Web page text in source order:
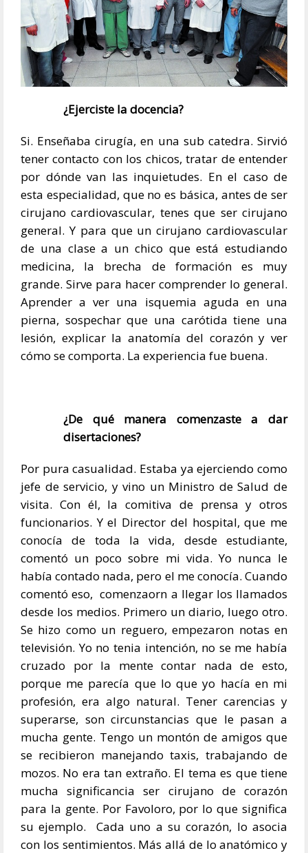
¿Ejerciste la docencia?
Si. Enseñaba cirugía, en una sub catedra. Sirvió
tener contacto con los chicos, tratar de entender
por dónde van las inquietudes. En el caso de
esta especialidad, que no es básica, antes de ser
cirujano cardiovascular, tenes que ser cirujano
general. Y para que un cirujano cardiovascular
de una clase a un chico que está estudiando
medicina, la brecha de formación es muy
grande. Sirve para hacer comprender lo general.
Aprender a ver una isquemia aguda en una
pierna, sospechar que una carótida tiene una
lesión, explicar la anatomía del corazón y ver
cómo se comporta. La experiencia fue buena.
¿De qué manera comenzaste a dar
disertaciones?
Por pura casualidad. Estaba ya ejerciendo como
jefe de servicio, y vino un Ministro de Salud de
visita. Con él, la comitiva de prensa y otros
funcionarios. Y el Director del hospital, que me
conocía de toda la vida, desde estudiante,
comentó un poco sobre mi vida. Yo nunca le
había contado nada, pero el me conocía. Cuando
comentó eso, comenzaorn a llegar los llamados
desde los medios. Primero un diario, luego otro.
Se hizo como un reguero, empezaron notas en
televisión. Yo no tenia intención, no se me había
cruzado por la mente contar nada de esto,
porque me parecía que lo que yo hacía en mi
profesión, era algo natural. Tener carencias y
superarse, son circunstancias que le pasan a
mucha gente. Tengo un montón de amigos que
se recibieron manejando taxis, trabajando de
mozos. No era tan extraño. El tema es que tiene
mucha significancia ser cirujano de corazón
para la gente. Por Favoloro, por lo que significa
su ejemplo. Cada uno a su corazón, lo asocia
con los sentimientos. Más allá de lo anatómico y